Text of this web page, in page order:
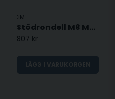
3M
Stödrondell M8 MH - 6" (150mm)
807 kr
LÄGG I VARUKORGEN